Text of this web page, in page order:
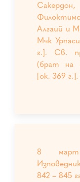
Алгаий и
Мчк
г.]. Св.
(брат на
[ок. 369
8
842 – 845